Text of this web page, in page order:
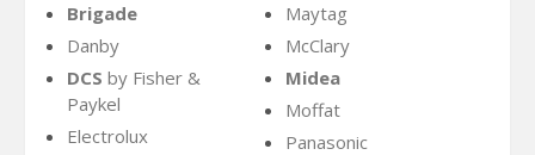
Brigade
Danby
DCS by Fisher &
Paykel
Electrolux
Maytag
McClary
Midea
Moffat
Panasonic